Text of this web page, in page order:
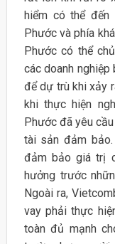
hiểm có thể
Phước và phía
Phước có thể
các doanh nghiệp
để dự trù khi xảy
khi thực hiện
Phước đã yêu
tài sản đảm bảo.
đảm bảo giá trị
hưởng trước
Ngoài ra,
vay phải thực
toàn đủ mạnh